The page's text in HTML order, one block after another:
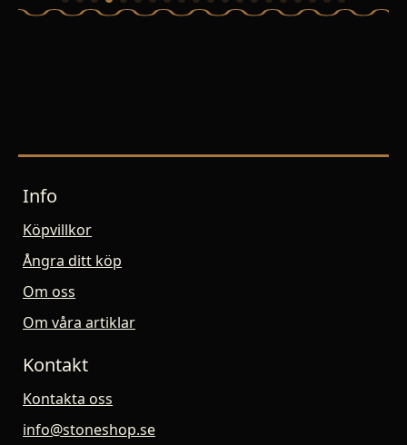
Info
Köpvillkor
Ångra ditt köp
Om oss
Om våra artiklar
Kontakt
Kontakta oss
info@stoneshop.se